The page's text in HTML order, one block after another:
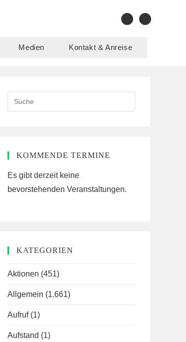
Medien Kontakt & Anreise
this
KOMMENDE TERMINE
Es gibt derzeit keine
bevorstehenden Veranstaltungen.
KATEGORIEN
Aktionen (451)
Allgemein (1.661)
Aufruf (1)
Aufstand (1)